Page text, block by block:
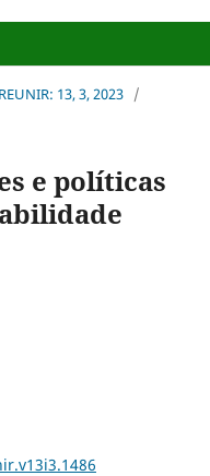
13, 3, 2023 /
e políticas